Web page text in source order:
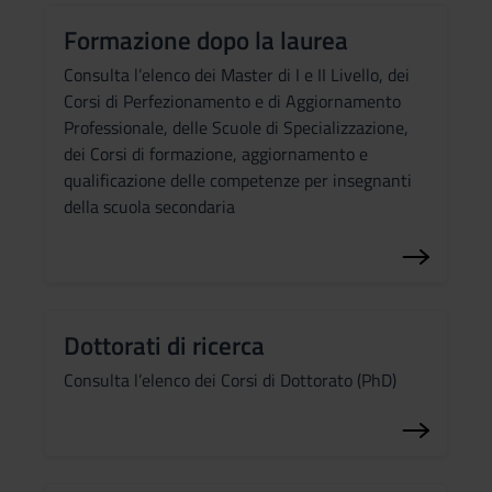
Formazione dopo la laurea
Consulta l’elenco dei Master di I e II Livello, dei
Corsi di Perfezionamento e di Aggiornamento
Professionale, delle Scuole di Specializzazione,
dei Corsi di formazione, aggiornamento e
qualificazione delle competenze per insegnanti
della scuola secondaria
Dottorati di ricerca
Consulta l’elenco dei Corsi di Dottorato (PhD)